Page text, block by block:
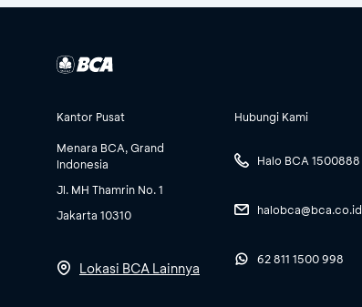
Kantor Pusat
Menara BCA, Grand
Indonesia
Jl. MH Thamrin No. 1
Jakarta 10310
Lokasi BCA Lainnya
Hubungi Kami
Halo BCA 1500888
halobca@bca.co.id
62 811 1500 998